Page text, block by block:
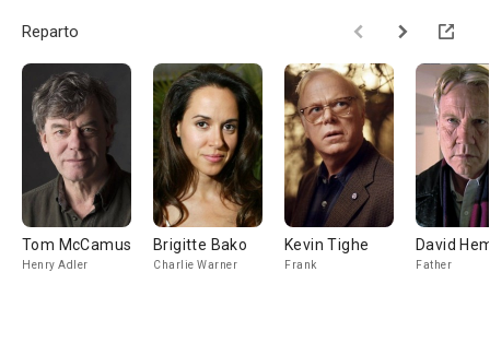
Reparto
Tom McCamus
Henry Adler
Brigitte Bako
Charlie Warner
Kevin Tighe
Frank
David
Father